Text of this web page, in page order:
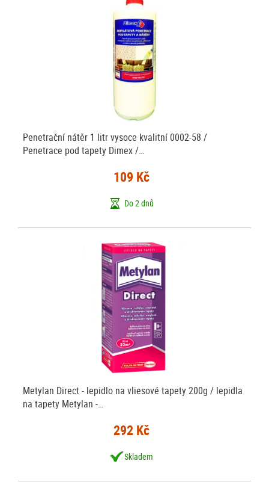
Penetrační nátěr 1 litr vysoce kvalitní 0002-58 /
Penetrace pod tapety Dimex /…
109 Kč
Do 2 dnů
Metylan Direct - lepidlo na vliesové tapety 200g / lepidla
na tapety Metylan -…
292 Kč
Skladem